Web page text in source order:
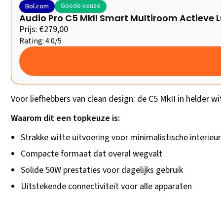
Bol.com Goede keuze
Audio Pro C5 MkII Smart Multiroom Actieve
Prijs: €279,00
Rating: 4.0/5
Voor liefhebbers van clean design: de C5 MkII in helder
Waarom dit een topkeuze is:
Strakke witte uitvoering voor minimalistische
Compacte formaat dat overal wegvalt
Solide 50W prestaties voor dagelijks gebruik
Uitstekende connectiviteit voor alle apparaten